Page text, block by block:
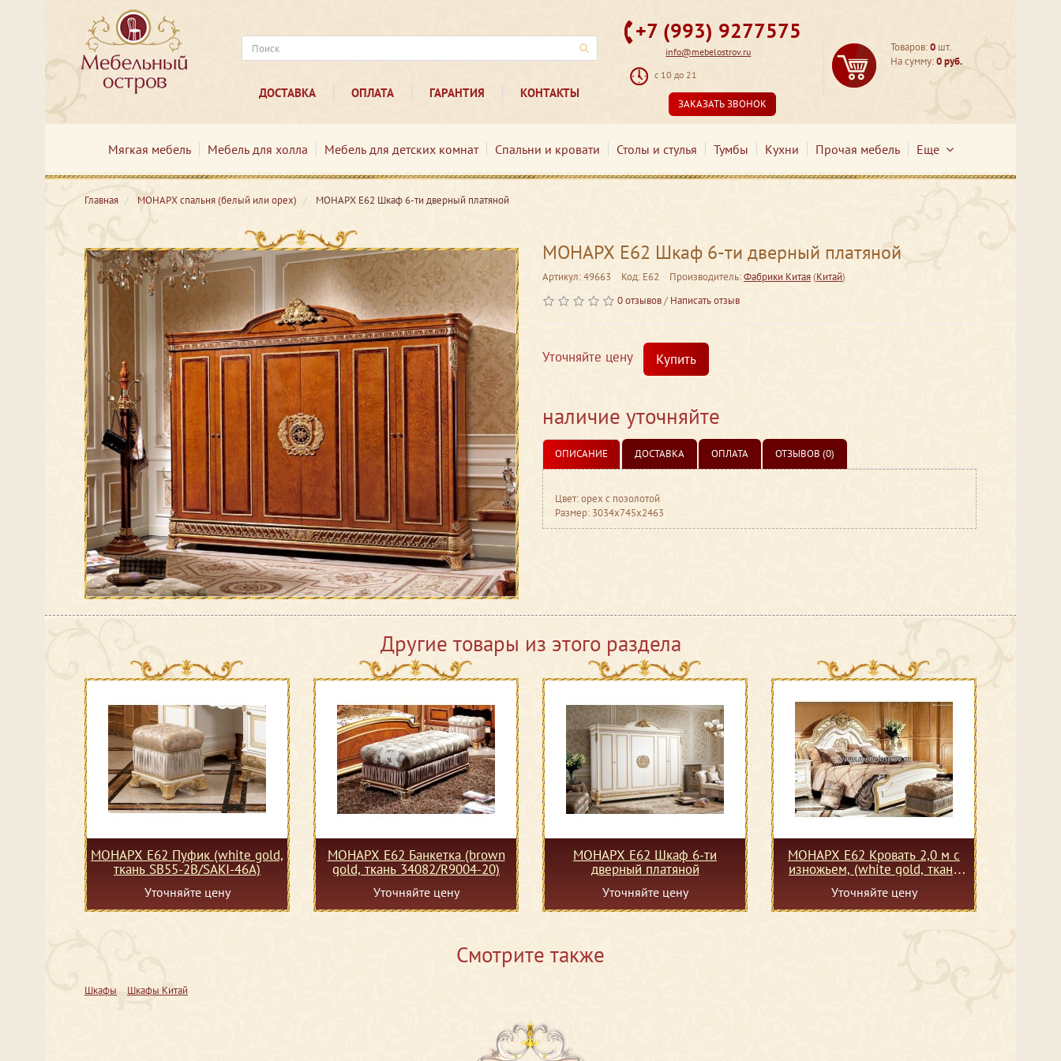
ДОСТАВКА ОПЛАТА ГАРАНТИЯ КОНТАКТЫ
+7 (993) 9277575
info@mebelostrov.ru
с 10 до 21
ЗАКАЗАТЬ ЗВОНОК
Товаров:0 шт.
На сумму:0 руб.
Мягкая мебель Мебель для холла Мебель для детских комнат Спальни и кровати Столы и стулья Тумбы Кухни Прочая мебель Еще
Главная МОНАРХ спальня (белый или орех) МОНАРХ Е62 Шкаф 6-ти дверный платяной
МОНАРХ Е62 Шкаф 6-ти дверный платяной
Артикул: 49663 Код: Е62 Производитель:Фабрики Китая(Китай)
0 отзывов/ Написать отзыв
Уточняйте цену Купить
наличие уточняйте
ОПИСАНИЕ ДОСТАВКА ОПЛАТА ОТЗЫВОВ (0)
Цвет: орех с позолотой
Размер: 3034x745x2463
Другие товары из этого раздела
МОНАРХ Е62 Пуфик (white gold,
ткань SB55-2B/SAKI-46A)
Уточняйте цену
МОНАРХ Е62 Банкетка (brown
gold, ткань 34082/R9004-20)
Уточняйте цену
МОНАРХ Е62 Шкаф 6-ти
дверный платяной
Уточняйте цену
МОНАРХ Е62 Кровать 2,0 м c
изножьем, (white gold, ткань
Уточняйте цену
Смотрите также
Шкафы Шкафы Китай